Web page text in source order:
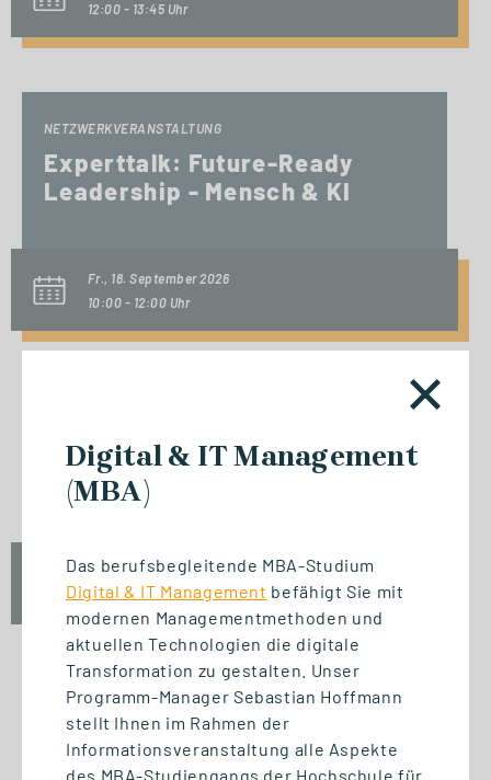
12:00 - 13:45 Uhr
NETZWERKVERANSTALTUNG
Experttalk: Future-Ready
Leadership - Mensch & KI
Fr., 18. September 2026
10:00 - 12:00 Uhr
Berufsbegleitend zum Master
oder MBA
Mi., 23. September 2026
17:00 - 18:30 Uhr
START STUDIENGANG
Biomedizinische Informatik
Digital & IT Management
(MBA)
Das berufsbegleitende MBA-Studium
Digital & IT Management befähigt Sie mit
modernen Managementmethoden und
aktuellen Technologien die digitale
Transformation zu gestalten. Unser
Programm-Manager Sebastian Hoffmann
stellt Ihnen im Rahmen der
Informationsveranstaltung alle Aspekte
des MBA-Studiengangs der Hochschule für